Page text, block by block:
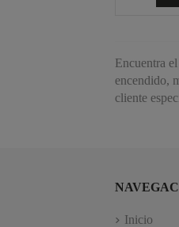
Encuentra
encendido,
cliente
Inicio